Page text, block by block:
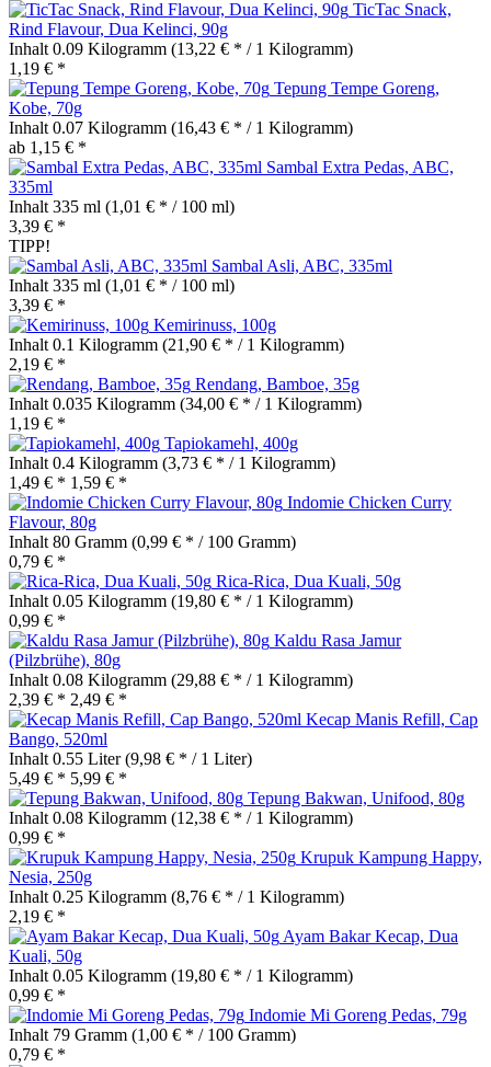
TicTac Snack,
Rind Flavour, Dua Kelinci, 90g
Inhalt 0.09 Kilogramm (13,22 € * / 1 Kilogramm)
1,19 € *
Tepung Tempe Goreng,
Kobe, 70g
Inhalt 0.07 Kilogramm (16,43 € * / 1 Kilogramm)
ab 1,15 € *
Sambal Extra Pedas, ABC,
335ml
Inhalt 335 ml (1,01 € * / 100 ml)
3,39 € *
TIPP!
Sambal Asli, ABC, 335ml
Inhalt 335 ml (1,01 € * / 100 ml)
3,39 € *
Kemirinuss, 100g
Inhalt 0.1 Kilogramm (21,90 € * / 1 Kilogramm)
2,19 € *
Rendang, Bamboe, 35g
Inhalt 0.035 Kilogramm (34,00 € * / 1 Kilogramm)
1,19 € *
Tapiokamehl, 400g
Inhalt 0.4 Kilogramm (3,73 € * / 1 Kilogramm)
1,49 € * 1,59 € *
Indomie Chicken Curry
Flavour, 80g
Inhalt 80 Gramm (0,99 € * / 100 Gramm)
0,79 € *
Rica-Rica, Dua Kuali, 50g
Inhalt 0.05 Kilogramm (19,80 € * / 1 Kilogramm)
0,99 € *
Kaldu Rasa Jamur
(Pilzbrühe), 80g
Inhalt 0.08 Kilogramm (29,88 € * / 1 Kilogramm)
2,39 € * 2,49 € *
Kecap Manis Refill, Cap
Bango, 520ml
Inhalt 0.55 Liter(9,98 € * / 1 Liter)
5,49 € * 5,99 € *
Tepung Bakwan, Unifood, 80g
Inhalt 0.08 Kilogramm (12,38 € * / 1 Kilogramm)
0,99 € *
Krupuk Kampung Happy,
Nesia, 250g
Inhalt 0.25 Kilogramm (8,76 € * / 1 Kilogramm)
2,19 € *
Ayam Bakar Kecap, Dua
Kuali, 50g
Inhalt 0.05 Kilogramm (19,80 € * / 1 Kilogramm)
0,99 € *
Indomie Mi Goreng Pedas, 79g
Inhalt 79 Gramm (1,00 € * / 100 Gramm)
0,79 € *